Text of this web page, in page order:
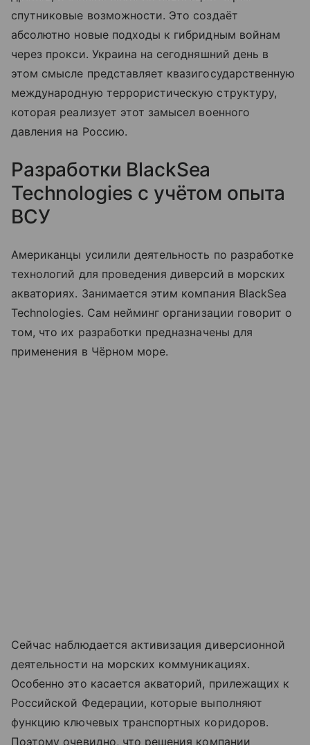
спутниковые возможности. Это создаёт
абсолютно новые подходы к гибридным войнам
через прокси. Украина на сегодняшний день в
этом смысле представляет квазигосударственную
международную террористическую структуру,
которая реализует этот замысел военного
давления на Россию.
Разработки BlackSea
Technologies с учётом опыта
ВСУ
Американцы усилили деятельность по разработке
технологий для проведения диверсий в морских
акваториях. Занимается этим компания BlackSea
Technologies. Сам нейминг организации говорит о
том, что их разработки предназначены для
применения в Чёрном море.
Сейчас наблюдается активизация диверсионной
деятельности на морских коммуникациях.
Особенно это касается акваторий, прилежащих к
Российской Федерации, которые выполняют
функцию ключевых транспортных коридоров.
Поэтому очевидно, что решения компании